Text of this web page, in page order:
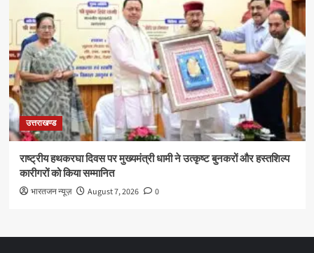
उत्तराखण्ड
राष्ट्रीय हथकरघा दिवस पर मुख्यमंत्री धामी ने उत्कृष्ट बुनकरों और हस्तशिल्प
कारीगरों को किया सम्मानित
भारतजन न्यूज़ August 7, 2026 0